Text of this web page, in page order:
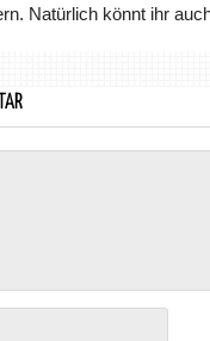
Natürlich könnt ihr